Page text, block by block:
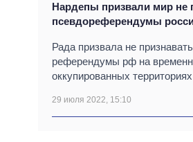
Нардепы призвали мир не
псевдореферендумы
Рада призвала не
референдумы рф на
оккупированных
29 июля 2022, 15:10